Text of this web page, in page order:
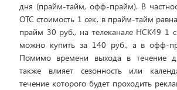
дня (прайм-тайм, офф-прайм). В
ОТС стоимость 1 сек. в прайм-тайм
прайм 30 руб., на телеканале НСК49 1
можно купить за 140 руб., а в офф-
Помимо времени выхода в течение
также влияет сезонность или
течение которого будет проходить